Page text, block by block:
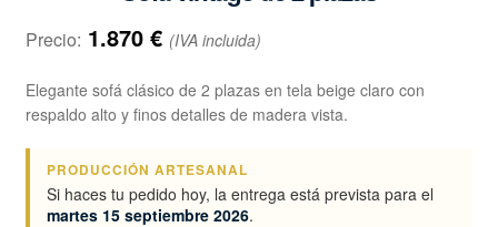
Precio: 1.870 € (IVA incluida)
Elegante sofá clásico de 2 plazas en tela beige claro con
respaldo alto y finos detalles de madera vista.
PRODUCCIÓN ARTESANAL
Si haces tu pedido hoy, la entrega está prevista para el
martes 15 septiembre 2026.